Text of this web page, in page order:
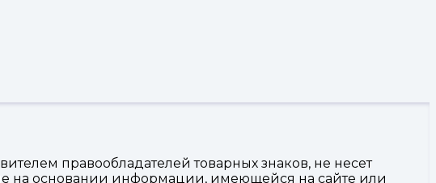
правообладателей товарных знаков, не несет
на основании информации, имеющейся на сайте или